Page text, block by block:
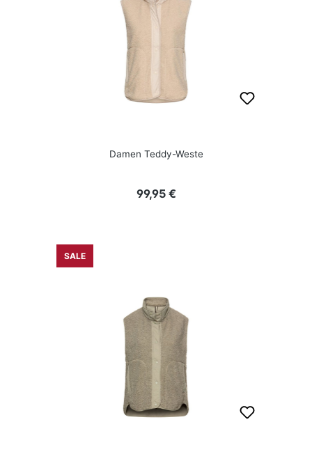
Damen Teddy-Weste
Regulärer Preis:
99,95 €
SALE